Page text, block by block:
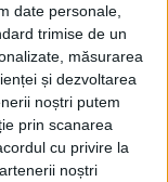
date personale,
trimise de un
măsurarea
și dezvoltarea
noștri putem
prin scanarea
cu privire la
noștri